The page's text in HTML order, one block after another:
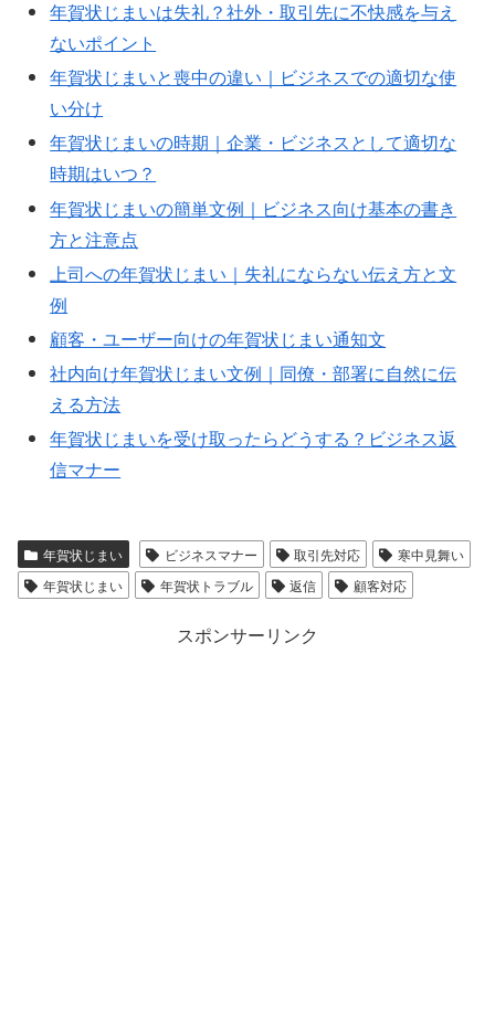
年賀状じまいは失礼？社外・取引先に不快感を与え
ないポイント
年賀状じまいと喪中の違い｜ビジネスでの適切な使
い分け
年賀状じまいの時期｜企業・ビジネスとして適切な
時期はいつ？
年賀状じまいの簡単文例｜ビジネス向け基本の書き
方と注意点
上司への年賀状じまい｜失礼にならない伝え方と文
例
顧客・ユーザー向けの年賀状じまい通知文
社内向け年賀状じまい文例｜同僚・部署に自然に伝
える方法
年賀状じまいを受け取ったらどうする？ビジネス返
信マナー
年賀状じまい ビジネスマナー 取引先対応
寒中見舞い
年賀状じまい
年賀状トラブル 返信 顧客対応
スポンサーリンク